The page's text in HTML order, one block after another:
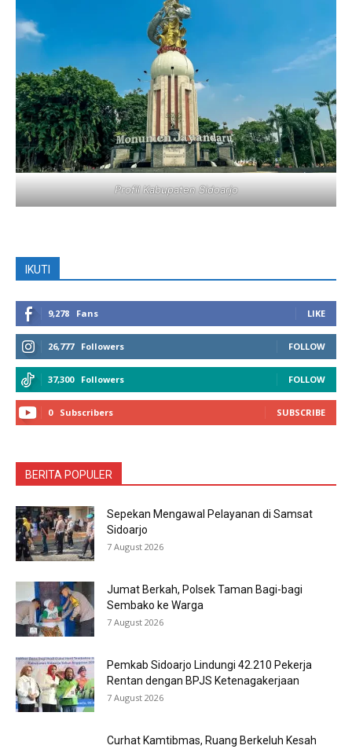
Profil Kabupaten Sidoarjo
IKUTI
9,278 Fans LIKE
26,777 Followers FOLLOW
37,300 Followers FOLLOW
0 Subscribers SUBSCRIBE
BERITA POPULER
Sepekan Mengawal Pelayanan di Samsat
Sidoarjo
7 August 2026
Jumat Berkah, Polsek Taman Bagi-bagi
Sembako ke Warga
7 August 2026
Pemkab Sidoarjo Lindungi 42.210 Pekerja
Rentan dengan BPJS Ketenagakerjaan
7 August 2026
Curhat Kamtibmas, Ruang Berkeluh Kesah